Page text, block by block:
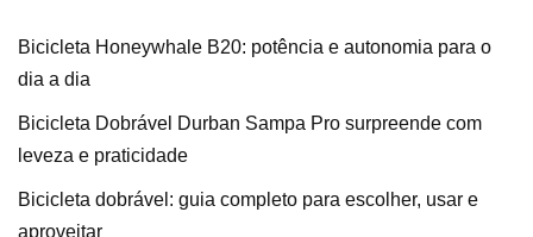
Bicicleta Honeywhale B20: potência e autonomia para o
dia a dia
Bicicleta Dobrável Durban Sampa Pro surpreende com
leveza e praticidade
Bicicleta dobrável: guia completo para escolher, usar e
aproveitar